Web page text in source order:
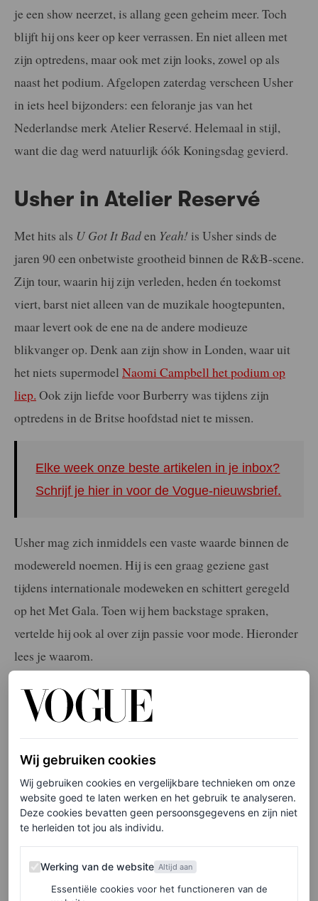
je een show neerzet, is allang geen geheim meer. Toch
blijft hij ons keer op keer verrassen. En niet alleen met
zijn optredens, maar ook met zijn looks, zowel op als
naast het podium. Afgelopen zaterdag verscheen Usher
in iets heel bijzonders: een feloranje jas van het
Nederlandse merk Atelier Reservé. Helemaal in stijl,
want die dag werd natuurlijk óók Koningsdag gevierd.
Usher in Atelier Reservé
Met hits als U Got It Baden Yeah! is Usher sinds de
jaren 90 een onbetwiste grootheid binnen de R&B-scene.
Zijn tour, waarin hij zijn verleden, heden én toekomst
viert, barst niet alleen van de muzikale hoogtepunten,
maar levert ook de ene na de andere modieuze
blikvanger op. Denk aan zijn show in Londen, waar uit
het niets supermodel Naomi Campbell het podium op
liep. Ook zijn liefde voor Burberry was tijdens zijn
optredens in de Britse hoofdstad niet te missen.
Elke week onze beste artikelen in je inbox?
Schrijf je hier in voor de Vogue-nieuwsbrief.
Usher mag zich inmiddels een vaste waarde binnen de
modewereld noemen. Hij is een graag geziene gast
tijdens internationale modeweken en schittert geregeld
op het Met Gala. Toen wij hem backstage spraken,
vertelde hij ook al over zijn passie voor mode. Hieronder
lees je waarom.
LEES OOK
ALEXANDRA VAN DER HOEVEN
Op de een-na-laatste dag van het Nederlandse deel van
oranje jas van Atelier Reservé. Dat hij als modefanaat
juist kiest voor een ontwerp van eigen bodem tijdens zijn
Wij gebruiken cookies
Wij gebruiken cookies en vergelijkbare technieken om onze
website goed te laten werken en het gebruik te analyseren.
Deze cookies bevatten geen persoonsgegevens en zijn niet
te herleiden tot jou als individu.
Werking van de website
Werking van de website Altijd aan
Essentiële cookies voor het functioneren van de